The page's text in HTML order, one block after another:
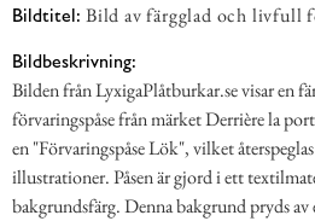
Bildtitel: Bild av färgglad och livfull
Bildbeskrivning:
Bilden från LyxigaPlåtburkar.se visar en
förvaringspåse från märket Derrière la
en "Förvaringspåse Lök", vilket
illustrationer. Påsen är gjord i ett
bakgrundsfärg. Denna bakgrund pryds